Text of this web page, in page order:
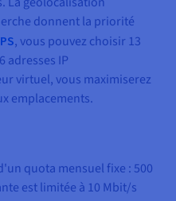
donnent la priorité
, vous pouvez choisir 13
adresses IP
virtuel, vous maximiserez
emplacements.
quota mensuel fixe : 500
est limitée à 10 Mbit/s